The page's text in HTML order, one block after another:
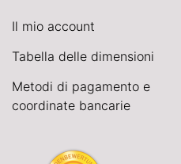
Il mio account
Tabella delle dimensioni
Metodi di pagamento e
coordinate bancarie